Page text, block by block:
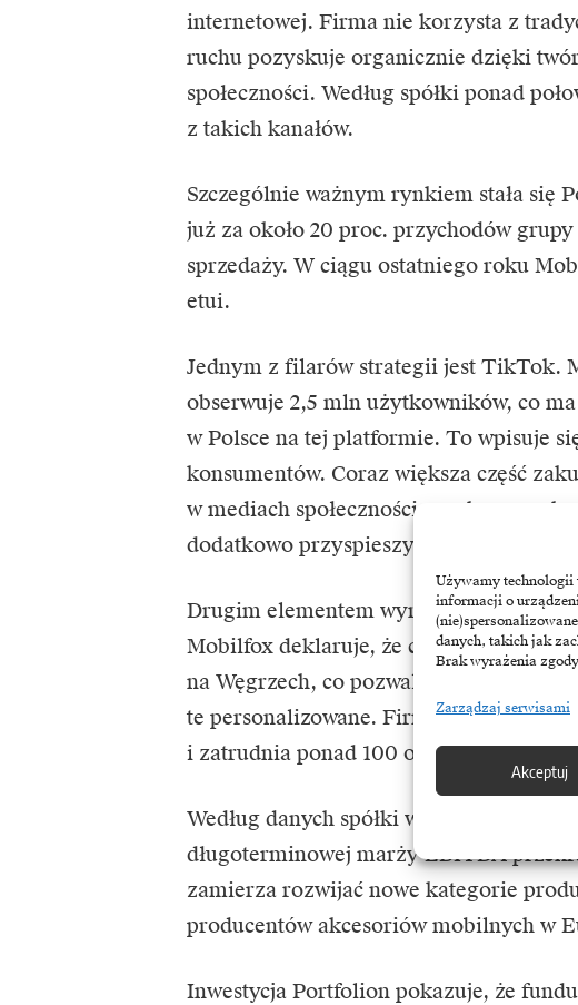
Używamy
informacji o
danych, takich jak
Brak wyrażenia
Zarządzaj serwisami
Akceptuj
internetowej. Firma nie korzysta z
ruchu pozyskuje organicznie dzięki
społeczności. Według spółki ponad
z takich kanałów.
Szczególnie ważnym rynkiem stała się
już za około 20 proc. przychodów
sprzedaży. W ciągu ostatniego roku
etui.
Jednym z filarów strategii jest TikTok.
obserwuje 2,5 mln użytkowników, co
w Polsce na tej platformie. To wpisuje
konsumentów. Coraz większa część
w mediach społecznościowych, a
dodatkowo przyspieszyć rozwój tzw.
Drugim elementem wyróżniającym
Mobilfox deklaruje, że cały proces
na Węgrzech, co pozwala szybciej
te personalizowane. Firma działa
i zatrudnia ponad 100 osób.
Według danych spółki w 2025 roku
długoterminowej marży EBITDA
zamierza rozwijać nowe kategorie
producentów akcesoriów mobilnych w
Inwestycja Portfolion pokazuje, że